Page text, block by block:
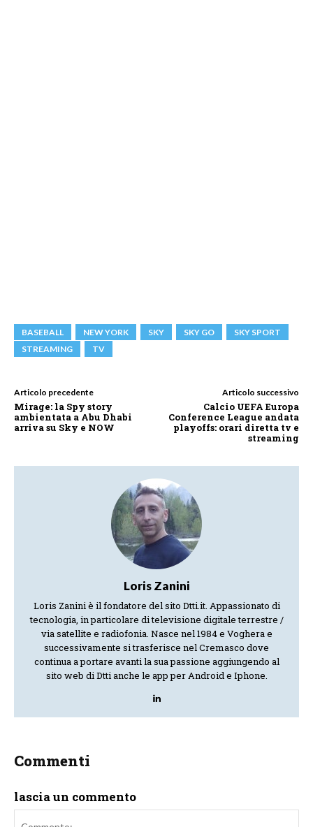
BASEBALL NEW YORK SKY SKY GO
SKY SPORT
STREAMING
TV
Articolo precedente
Mirage: la Spy story
ambientata a Abu Dhabi
arriva su Sky e NOW
Articolo successivo
Calcio UEFA Europa
Conference League andata
playoffs: orari diretta tv e
streaming
Loris Zanini
Loris Zanini è il fondatore del sito Dtti.it. Appassionato di
tecnologia, in particolare di televisione digitale terrestre /
via satellite e radiofonia. Nasce nel 1984 e Voghera e
successivamente si trasferisce nel Cremasco dove
continua a portare avanti la sua passione aggiungendo al
sito web di Dtti anche le app per Android e Iphone.
Commenti
lascia un commento